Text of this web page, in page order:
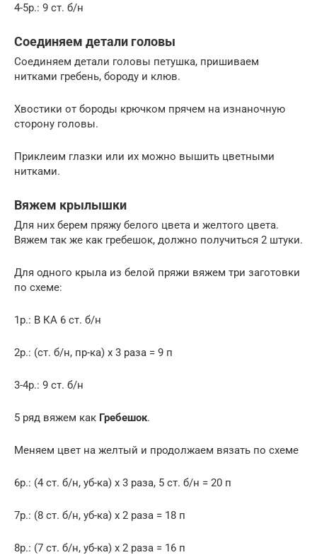
4-5р.: 9 ст. б/н
Соединяем детали головы
Соединяем детали головы петушка, пришиваем
нитками гребень, бороду и клюв.
Хвостики от бороды крючком прячем на изнаночную
сторону головы.
Приклеим глазки или их можно вышить цветными
нитками.
Вяжем крылышки
Для них берем пряжу белого цвета и желтого цвета.
Вяжем так же как гребешок, должно получиться 2 штуки.
Для одного крыла из белой пряжи вяжем три заготовки
по схеме:
1р.: В КА 6 ст. б/н
2р.: (ст. б/н, пр-ка) х 3 раза = 9 п
3-4р.: 9 ст. б/н
5 ряд вяжем как Гребешок.
Меняем цвет на желтый и продолжаем вязать по схеме
6р.: (4 ст. б/н, уб-ка) х 3 раза, 5 ст. б/н = 20 п
7р.: (8 ст. б/н, уб-ка) х 2 раза = 18 п
8р.: (7 ст. б/н, уб-ка) х 2 раза = 16 п